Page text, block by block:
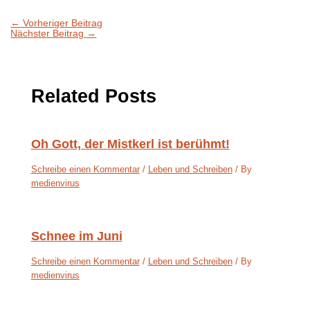
← Vorheriger Beitrag
Nächster Beitrag →
Related Posts
Oh Gott, der Mistkerl ist berühmt!
Schreibe einen Kommentar / Leben und Schreiben/ By
medienvirus
Schnee im Juni
Schreibe einen Kommentar / Leben und Schreiben/ By
medienvirus